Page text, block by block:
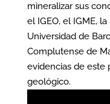
mineralizar sus
el IGEO, el IGME,
Universidad de
Complutense de
evidencias de este
geológico.